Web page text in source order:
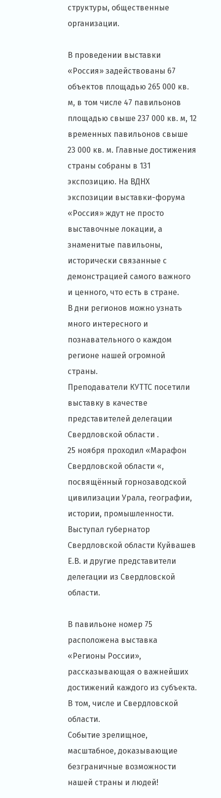
структуры, общественные
организации.
В проведении выставки
«Россия» задействованы 67
объектов площадью 265 000 кв.
м, в том числе 47 павильонов
площадью свыше 237 000 кв. м, 12
временных павильонов свыше
23 000 кв. м. Главные достижения
страны собраны в 131
экспозицию. На ВДНХ
экспозиции выставки-форума
«Россия» ждут не просто
выставочные локации, а
знаменитые павильоны,
исторически связанные с
демонстрацией самого важного
и ценного, что есть в стране.
В дни регионов можно узнать
много интересного и
познавательного о каждом
регионе нашей огромной
страны.
Преподаватели КУТТС посетили
выставку в качестве
представителей делегации
Свердловской области .
25 ноября проходил «Марафон
Свердловской области «,
посвящённый горнозаводской
цивилизации Урала, географии,
истории, промышленности.
Выступал губернатор
Свердловской области Куйвашев
Е.В. и другие представители
делегации из Свердловской
области.
В павильоне номер 75
расположена выставка
«Регионы России»,
рассказывающая о важнейших
достижений каждого из субъекта.
В том, числе и Свердловской
области.
Событие зрелищное,
масштабное, доказывающие
безграничные возможности
нашей страны и людей!